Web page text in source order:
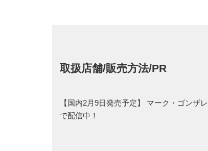
取扱店舗/販売方法/PR
【国内2月9日発売予定】 マーク・ゴン
で配信中！